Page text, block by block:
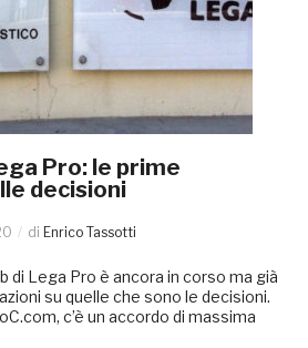
Pro: le prime
decisioni
di Enrico Tassotti
di Lega Pro è ancora in corso ma già
su quelle che sono le decisioni.
c’è un accordo di massima